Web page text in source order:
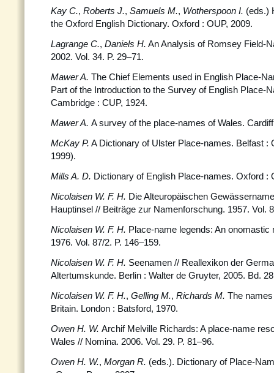
Kay C., Roberts J., Samuels M., Wotherspoon I. (eds.)
the Oxford English Dictionary. Oxford : OUP, 2009.
Lagrange C., Daniels H. An Analysis of Romsey Field-
2002. Vol. 34. P. 29–71.
Mawer A. The Chief Elements used in English Place-
Part of the Introduction to the Survey of English Place-
Cambridge : CUP, 1924.
Mawer A. A survey of the place-names of Wales.
McKay P. A Dictionary of Ulster Place-names. Belfast :
1999).
Mills A. D. Dictionary of English Place-names. Oxford :
Nicolaisen W. F. H. Die Alteuropäischen
Hauptinsel // Beiträge zur Namenforschung. 1957. Vol.
Nicolaisen W. F. H. Place-name legends: An onomastic
1976. Vol. 87/2. P. 146–159.
Nicolaisen W. F. H. Seenamen // Reallexikon der
Altertumskunde. Berlin : Walter de Gruyter, 2005. Bd.
Nicolaisen W. F. H., Gelling M., Richards M. The
Britain. London : Batsford, 1970.
Owen H. W. Archif Melville Richards: A place-name
Wales // Nomina. 2006. Vol. 29. P. 81–96.
Owen H. W., Morgan R. (eds.). Dictionary of Place-